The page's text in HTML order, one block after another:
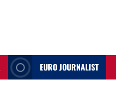
EURO JOURNALIST